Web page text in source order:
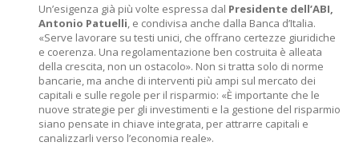
Un’esigenza già più volte espressa dal Presidente dell’ABI,
Antonio Patuelli, e condivisa anche dalla Banca d’Italia.
«Serve lavorare su testi unici, che offrano certezze giuridiche
e coerenza. Una regolamentazione ben costruita è alleata
della crescita, non un ostacolo». Non si tratta solo di norme
bancarie, ma anche di interventi più ampi sul mercato dei
capitali e sulle regole per il risparmio: «È importante che le
nuove strategie per gli investimenti e la gestione del risparmio
siano pensate in chiave integrata, per attrarre capitali e
canalizzarli verso l’economia reale».